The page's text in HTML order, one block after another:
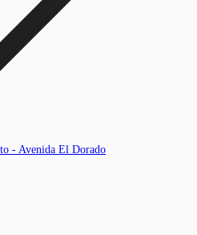
- Avenida El Dorado